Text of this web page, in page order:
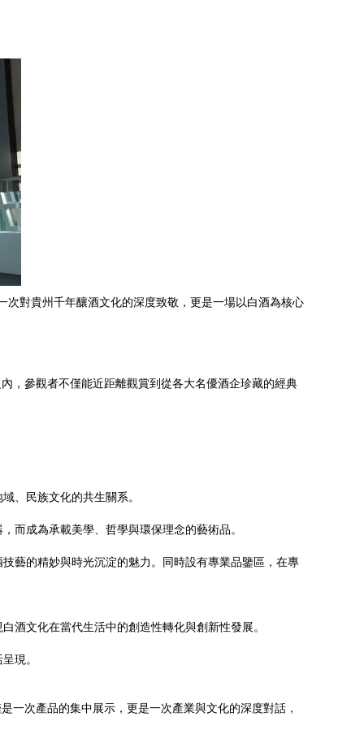
對貴州千年釀酒文化的深度致敬，更是一場以白酒為核心
，參觀者不僅能近距離觀賞到從各大名優酒企珍藏的經典
、民族文化的共生關系。
而成為承載美學、哲學與環保理念的藝術品。
藝的精妙與時光沉淀的魅力。同時設有專業品鑒區，在專
酒文化在當代生活中的創造性轉化與創新性發展。
現。
一次產品的集中展示，更是一次產業與文化的深度對話，